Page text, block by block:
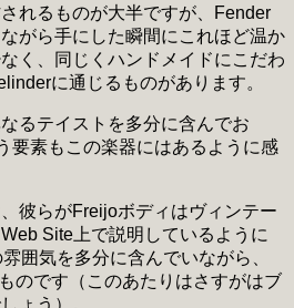
れるものが大半ですが、Fender
がら手にした瞬間にこれほど温か
く、同じくハンドメイドにこだわ
に通じるものがあります。
るテイストを多分に含んでお
要素もこの楽器にはあるように感
彼らがFreijoボディはヴィンテー
Site上で説明しているように
囲気を多分に含んでいながら、
のです（このあたりはさすがはブ
ょう）。